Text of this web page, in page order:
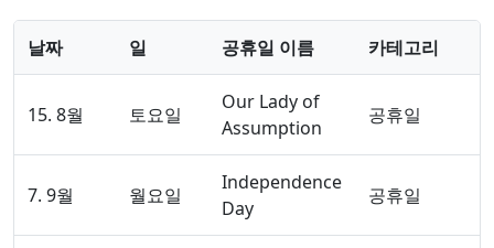
날짜 일 공휴일 이름 카테고리
15. 8월 토요일
Our Lady of
Assumption
공휴일
7. 9월 월요일
Independence
Day
공휴일